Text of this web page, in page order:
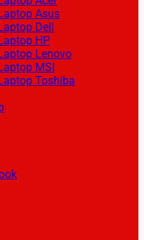
Asus
Dell
HP
Lenovo
MSI
Toshiba